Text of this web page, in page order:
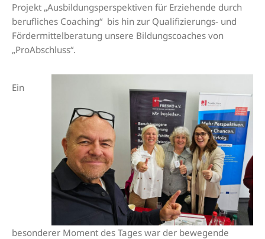
Projekt „Ausbildungsperspektiven für Erziehende durch
berufliches Coaching“ bis hin zur Qualifizierungs- und
Fördermittelberatung unsere Bildungscoaches von
„ProAbschluss“.
Ein
besonderer Moment des Tages war der bewegende